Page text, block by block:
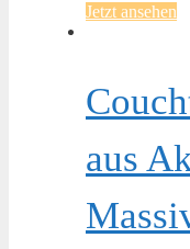
Jetzt ansehen
aus